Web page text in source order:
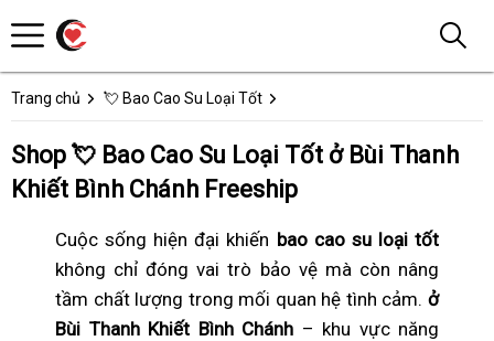
Trang chủ 💘 Bao Cao Su Loại Tốt
Shop 💘 Bao Cao Su Loại Tốt ở Bùi Thanh
Khiết Bình Chánh Freeship
Cuộc sống hiện đại khiến bao cao su loại tốt
không chỉ đóng vai trò bảo vệ mà còn nâng
tầm chất lượng trong mối quan hệ tình cảm. ở
Bùi Thanh Khiết Bình Chánh – khu vực năng